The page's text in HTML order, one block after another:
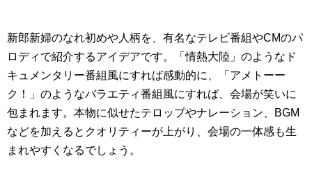
新郎新婦のなれ初めや人柄を、有名なテレビ番組やCMのパ
ロディで紹介するアイデアです。「情熱大陸」のようなド
キュメンタリー番組風にすれば感動的に、「アメトーー
ク！」のようなバラエティ番組風にすれば、会場が笑いに
包まれます。本物に似せたテロップやナレーション、BGM
などを加えるとクオリティーが上がり、会場の一体感も生
まれやすくなるでしょう。